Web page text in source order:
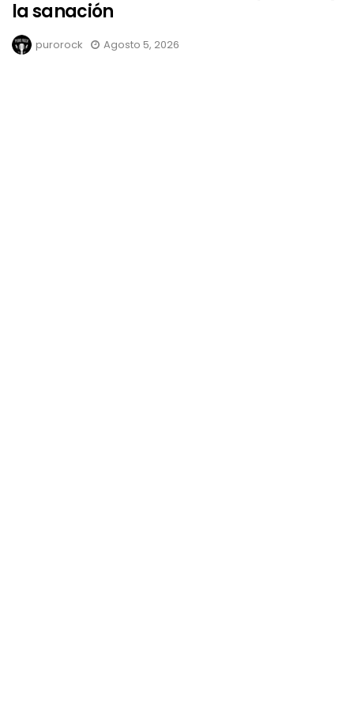
la sanación
purorock Agosto 5, 2026